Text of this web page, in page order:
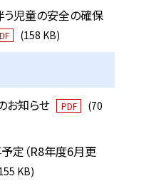
う児童の安全の確保
(158 KB)
お知らせ PDF
(70
定（R8年度6月更
KB)